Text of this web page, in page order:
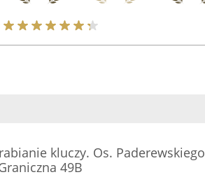
kluczy. Os. Paderewskiego
49B